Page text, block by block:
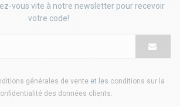
vous vite à notre newsletter pour recevoir
votre code!
générales de vente et les conditions sur la
des données clients